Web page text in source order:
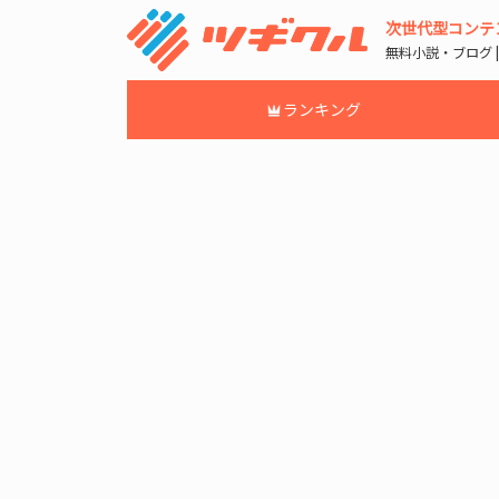
次世代型コン
無料小説・ブログ
ランキング